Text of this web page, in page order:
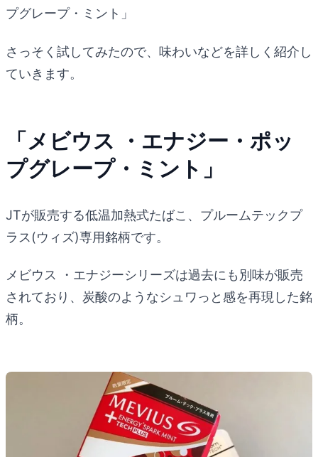
プグレープ・ミント」
さっそく試してみたので、味わいなどを詳しく紹介し
ていきます。
「メビウス ・エナジー・ポッ
プグレープ・ミント」
JTが販売する低温加熱式たばこ、プルームテックプ
ラス(ウィズ)専用銘柄です。
メビウス ・エナジーシリーズは過去にも別味が販売
されており、炭酸のようなシュワっと感を再現した銘
柄。